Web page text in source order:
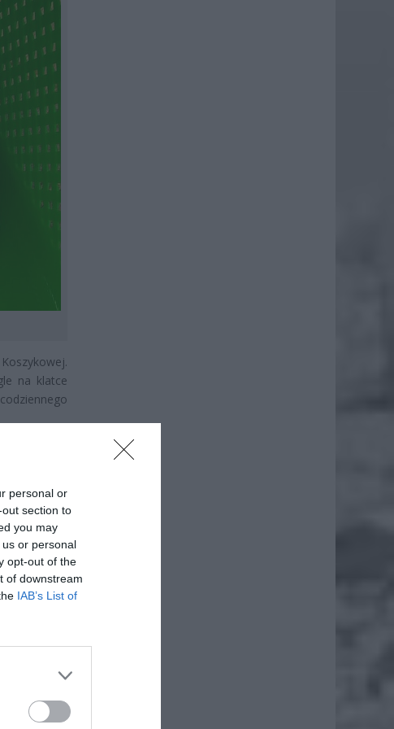
personal or
section to
you may
or personal
opt-out of the
of downstream
IAB’s List of
na klatce